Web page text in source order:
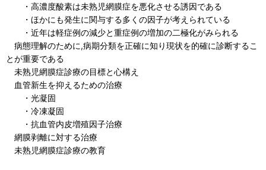
・高濃度酸素は未熟児網膜症を悪化させる誘因である
・ほかにも発生に関与する多くの因子が考えられている
・近年は軽症例の減少と重症例の増加の二極化がみられる
病態理解のために,病期分類を正確に知り現状を的確に診断するこ
とが重要である
未熟児網膜症診療の目標と心構え
血管新生を抑えるための治療
・光凝固
・冷凍凝固
・抗血管内皮増殖因子治療
網膜剥離に対する治療
未熟児網膜症診療の教育